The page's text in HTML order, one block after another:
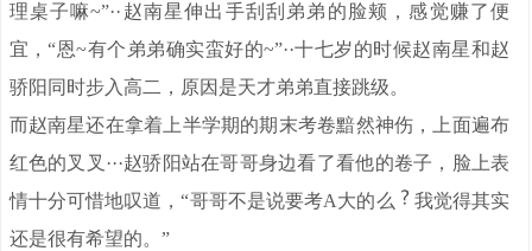
理桌子嘛~”··赵南星伸出手刮刮弟弟的脸颊，感觉赚了便
宜，“恩~有个弟弟确实蛮好的~”··十七岁的时候赵南星和赵
骄阳同时步入高二，原因是天才弟弟直接跳级。
而赵南星还在拿着上半学期的期末考卷黯然神伤，上面遍布
红色的叉叉···赵骄阳站在哥哥身边看了看他的卷子，脸上表
情十分可惜地叹道，“哥哥不是说要考A大的么
我觉得其实
还是很有希望的。”